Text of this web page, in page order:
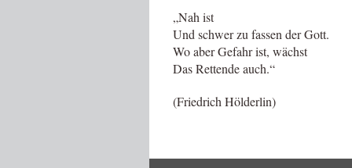
„Nah ist
Und schwer zu fassen der Gott.
Wo aber Gefahr ist, wächst
Das Rettende auch.“
(Friedrich Hölderlin)